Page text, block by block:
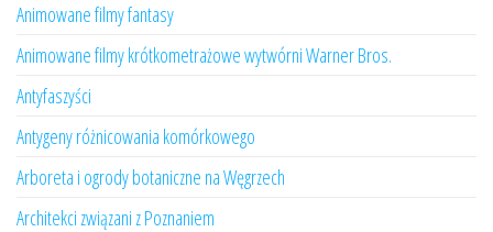
Animowane filmy fantasy
Animowane filmy krótkometrażowe wytwórni Warner Bros.
Antyfaszyści
Antygeny różnicowania komórkowego
Arboreta i ogrody botaniczne na Węgrzech
Architekci związani z Poznaniem